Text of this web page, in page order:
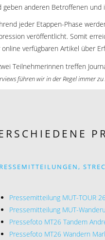
geben anderen Betroffenen und
jeder Etappen-Phase
veröffentlicht. Somit
verfügbaren Artikel über
führen wir in der Regel immer
Pressemitteilung MUT-TOUR
Pressemitteilung MUT-
Pressefoto MT26 Tandem
Pressefoto MT26 Wandern